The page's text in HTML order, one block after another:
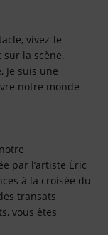
vivez-le
la scène.
Je suis une
notre monde
par l’artiste Éric
à la croisée du
transats
vous êtes